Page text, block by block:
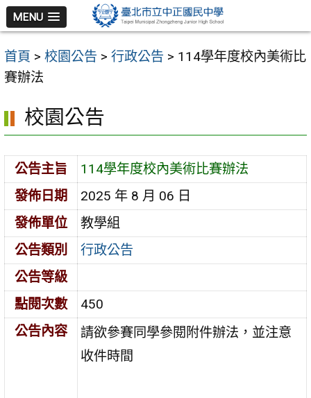
跳
至
主
要
容
區
MENU
首頁 > 校園公告 > 行政公告 > 114學年度校內美術比
賽辦法
校園公告
公告主旨
114學年度校內美術比賽辦法
發佈日期
2025 年 8 月 06 日
發佈單位
教學組
公告類別
行政公告
公告等級
點閱次數
450
公告內容
請欲參賽同學參閱附件辦法，並注意
收件時間